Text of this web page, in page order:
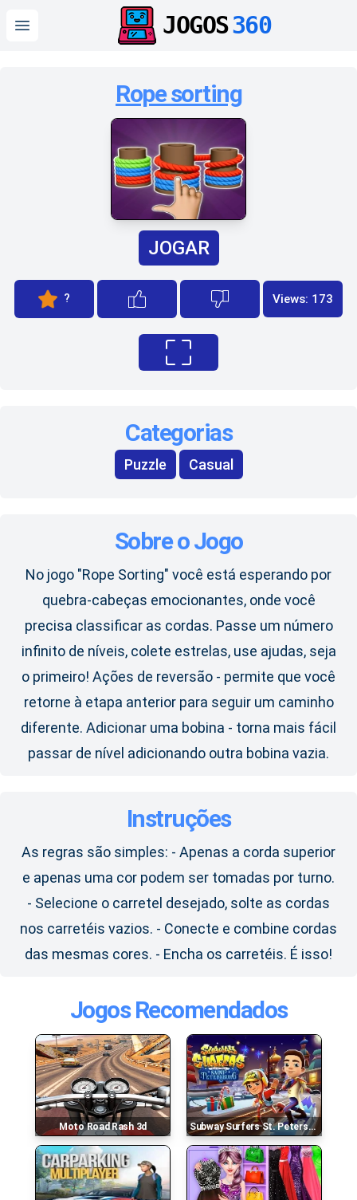
Open main menu JOGOS360
Rope sorting
JOGAR
? Views: 173
Categorias
Puzzle Casual
Sobre o Jogo
No jogo "Rope Sorting" você está esperando por
quebra-cabeças emocionantes, onde você
precisa classificar as cordas. Passe um número
infinito de níveis, colete estrelas, use ajudas, seja
o primeiro! Ações de reversão - permite que você
retorne à etapa anterior para seguir um caminho
diferente. Adicionar uma bobina - torna mais fácil
passar de nível adicionando outra bobina vazia.
Instruções
As regras são simples: - Apenas a corda superior
e apenas uma cor podem ser tomadas por turno.
- Selecione o carretel desejado, solte as cordas
nos carretéis vazios. - Conecte e combine cordas
das mesmas cores. - Encha os carretéis. É isso!
Jogos Recomendados
Moto Road Rash 3d Subway Surfers St. Petersburg